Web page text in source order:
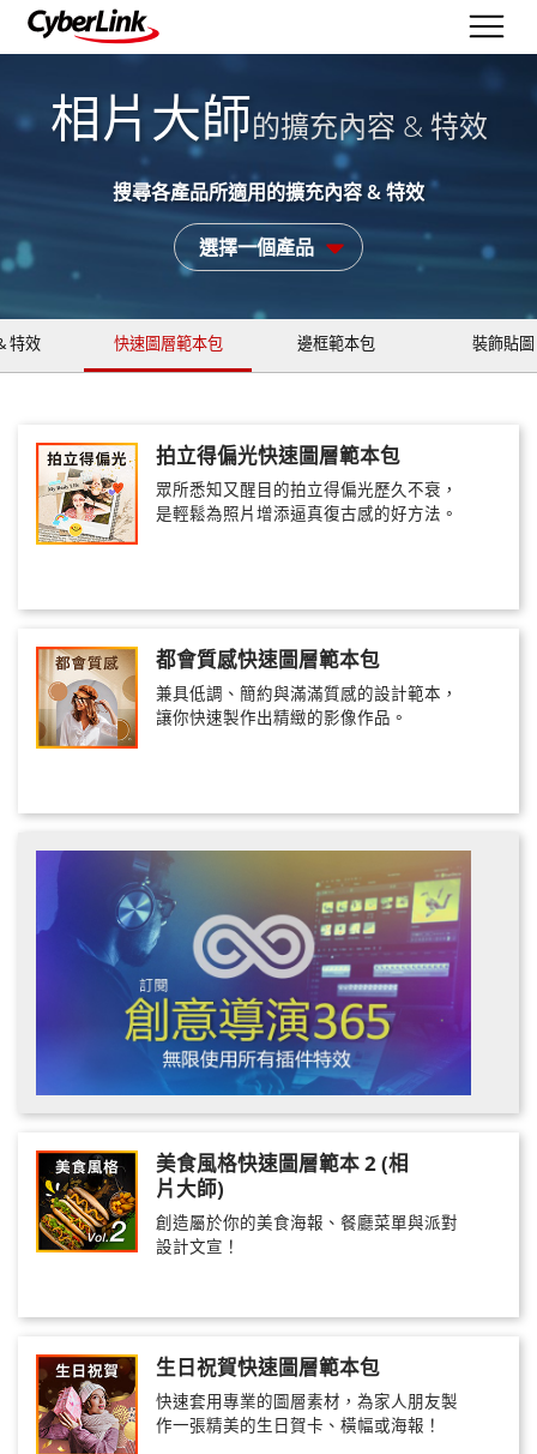
相片大師的擴充內容 & 特效
搜尋各產品所適用的擴充內容 & 特效
選擇一個產品
特效 快速圖層範本包 邊框範本包 裝飾貼圖
拍立得偏光快速圖層範本包
眾所悉知又醒目的拍立得偏光歷久不衰，
是輕鬆為照片增添逼真復古感的好方法。
都會質感快速圖層範本包
兼具低調、簡約與滿滿質感的設計範本，
讓你快速製作出精緻的影像作品。
美食風格快速圖層範本 2 (相
片大師)
創造屬於你的美食海報、餐廳菜單與派對
設計文宣！
生日祝賀快速圖層範本包
快速套用專業的圖層素材，為家人朋友製
作一張精美的生日賀卡、橫幅或海報！